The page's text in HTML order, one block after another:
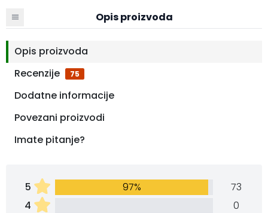
Opis proizvoda
Opis proizvoda
Recenzije
75
Dodatne informacije
Povezani proizvodi
Imate pitanje?
5 97%
73
4
0